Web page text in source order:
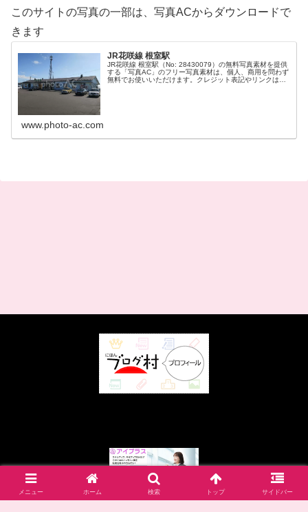
このサイトの写真の一部は、写真ACからダウンロードで
きます
JR花咲線 根室駅
JR花咲線 根室駅（No: 28430079）の無料写真素材を提供
する「写真AC」のフリー写真素材は、個人、商用を問わず
無料でお使いいただけます。クレジット表記やリンクは一
www.photo-ac.com
Copyright © 2011 Free online course iPlus All Rights Reserved.
メニュー ホーム 検索 トップ サイドバー